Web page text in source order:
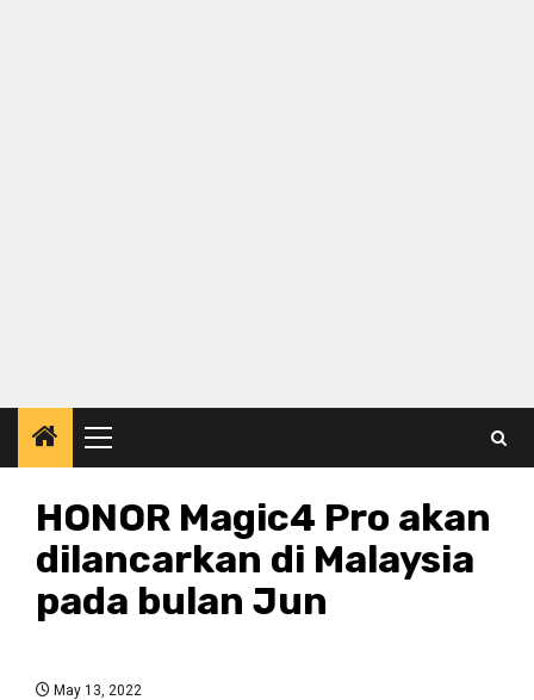
Primary
Menu
HONOR Magic4 Pro akan
dilancarkan di Malaysia
pada bulan Jun
May 13, 2022